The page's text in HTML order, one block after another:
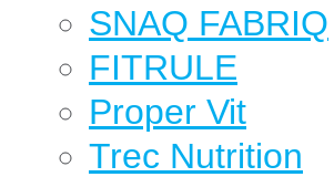
SNAQ FABRIQ
FITRULE
Proper Vit
Trec Nutrition